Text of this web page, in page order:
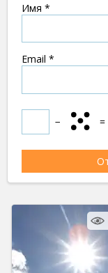
Имя *
Email *
− =